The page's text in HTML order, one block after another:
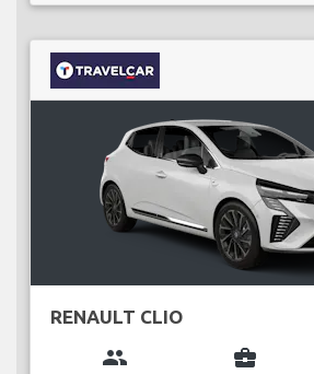
RENAULT CLIO
group business_center